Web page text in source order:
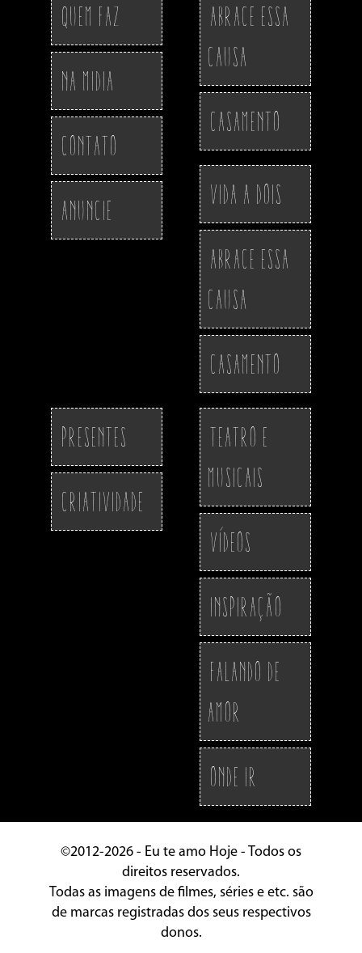
Quem Faz
Na Midia
Contato
Anuncie
Abrace essa
Causa
Casamento
Vida a Dois
Abrace essa
Causa
Casamento
Presentes
Criatividade
Teatro e
Musicais
Vídeos
Inspiração
Falando de
Amor
Onde ir
©2012-2026 - Eu te amo Hoje - Todos os
direitos reservados.
Todas as imagens de filmes, séries e etc. são
de marcas registradas dos seus respectivos
donos.